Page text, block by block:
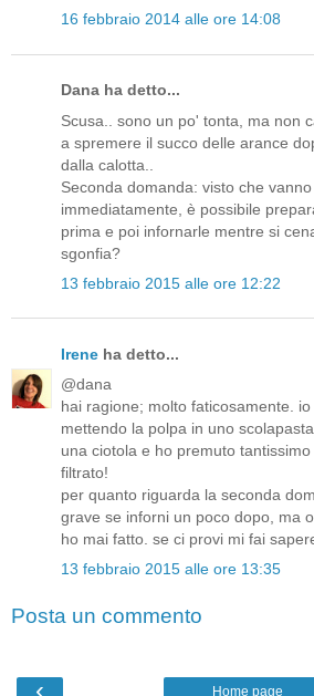
16 febbraio 2014 alle ore 14:08
Dana ha detto...
Scusa.. sono un po' tonta, ma non
a spremere il succo delle arance
dalla calotta..
Seconda domanda: visto che
immediatamente, è possibile
prima e poi infornarle mentre si
sgonfia?
13 febbraio 2015 alle ore 12:22
Irene ha detto...
@dana
hai ragione; molto faticosamente.
mettendo la polpa in uno
una ciotola e ho premuto
filtrato!
per quanto riguarda la seconda
grave se inforni un poco dopo, ma
ho mai fatto. se ci provi mi fai
13 febbraio 2015 alle ore 13:35
Posta un commento
Home page